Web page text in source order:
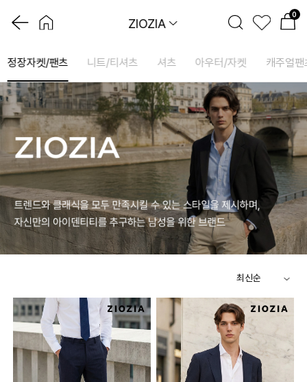
0
ZIOZIA
정장자켓/팬츠 니트/티셔츠 셔츠 아우터/자켓 캐주얼팬